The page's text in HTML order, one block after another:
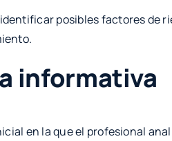
posibles factores de
informativa
en la que el profesional